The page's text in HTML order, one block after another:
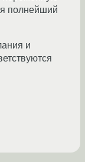
полнейший
и